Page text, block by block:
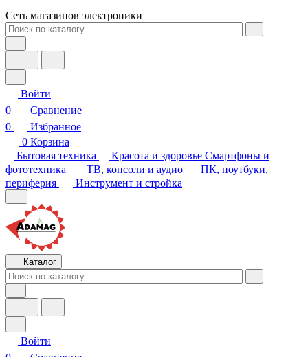
Сеть магазинов электроники
Войти
0
Сравнение
0
Избранное
0 Корзина
Бытовая техника
Красота и здоровье Смартфоны и
фототехника
ТВ, консоли и аудио
ПК, ноутбуки,
периферия
Инструмент и стройка
Каталог
Войти